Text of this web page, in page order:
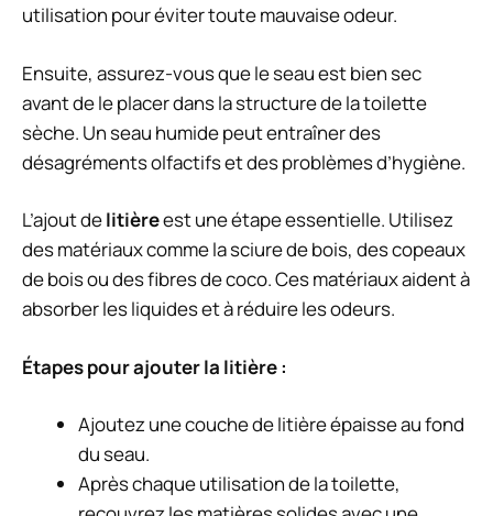
utilisation pour éviter toute mauvaise odeur.
Ensuite, assurez-vous que le seau est bien sec
avant de le placer dans la structure de la toilette
sèche. Un seau humide peut entraîner des
désagréments olfactifs et des problèmes d’hygiène.
L’ajout delitièreest une étape essentielle. Utilisez
des matériaux comme la sciure de bois, des copeaux
de bois ou des fibres de coco. Ces matériaux aident à
absorber les liquides et à réduire les odeurs.
Étapes pour ajouter la litière :
Ajoutez une couche de litière épaisse au fond
du seau.
Après chaque utilisation de la toilette,